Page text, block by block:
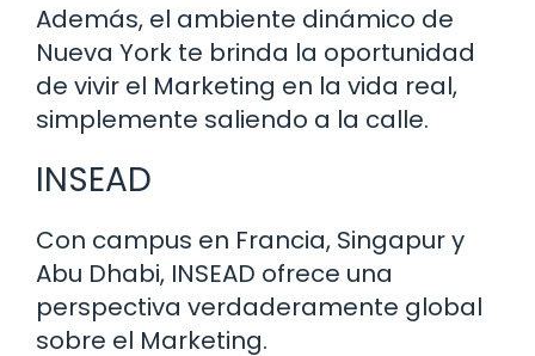
Además, el ambiente dinámico de
Nueva York te brinda la oportunidad
de vivir el Marketing en la vida real,
simplemente saliendo a la calle.
INSEAD
Con campus en Francia, Singapur y
Abu Dhabi, INSEAD ofrece una
perspectiva verdaderamente global
sobre el Marketing.